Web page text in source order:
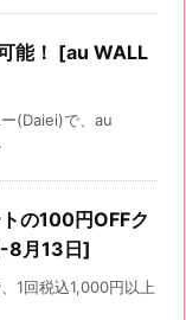
能！ [au WALL
(Daiei)で、au
の100円OFFク
8月13日]
1回税込1,000円以上